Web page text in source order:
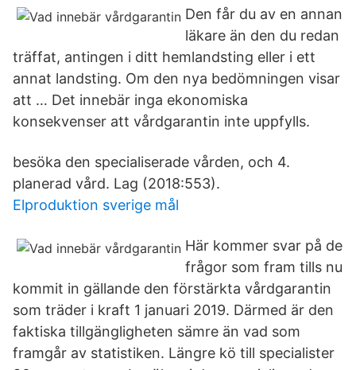
Den får du av en annan
läkare än den du redan
träffat, antingen i ditt hemlandsting eller i ett
annat landsting. Om den nya bedömningen visar
att … Det innebär inga ekonomiska
konsekvenser att vårdgarantin inte uppfylls.
besöka den specialiserade vården, och 4.
planerad vård. Lag (2018:553).
Elproduktion sverige mål
Här kommer svar på de
frågor som fram tills nu
kommit in gällande den förstärkta vårdgarantin
som träder i kraft 1 januari 2019. Därmed är den
faktiska tillgängligheten sämre än vad som
framgår av statistiken. Längre kö till specialister